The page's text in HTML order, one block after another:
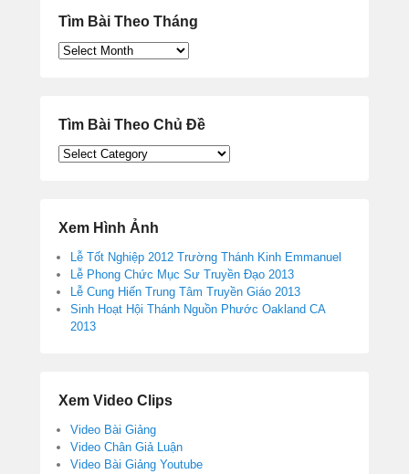
Tìm Bài Theo Tháng
Tìm
Tìm Bài Theo Chủ Đề
Tìm
Đề
Xem Hình Ảnh
Lễ Tốt Nghiệp 2012 Trường Thánh Kinh Emmanuel
Lễ Phong Chức Mục Sư Truyền Đạo 2013
Lễ Cung Hiến Trung Tâm Truyền Giáo 2013
Sinh Hoạt Hội Thánh Nguồn Phước Oakland CA
2013
Xem Video Clips
Video Bài Giảng
Video Chân Giả Luận
Video Bài Giảng Youtube